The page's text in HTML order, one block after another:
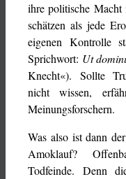
ihre politische
schätzen als jede
eigenen Kontrolle
Sprichwort: Ut
Knecht«). Sollte
nicht wissen,
Meinungsforschern.
Was also ist dann
Amoklauf?
Todfeinde. Denn